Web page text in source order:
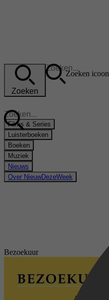
Zoeken
Zoeken icoon
Films & Series
Luisterboeken
Boeken
Muziek
Nieuws
Over NieuwDezeWeek
Bezoekuur